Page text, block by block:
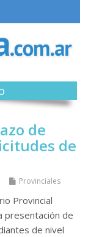
de
de
Provinciales
Provincial
presentación de
de nivel